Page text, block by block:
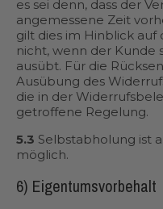
es sei denn, dass der
angemessene Zeit
gilt dies im Hinblick auf
nicht, wenn der Kunde
ausübt. Für die
Ausübung des
die in der
getroffene Regelung.
5.3 Selbstabholung ist
möglich.
6) Eigentumsvorbehalt